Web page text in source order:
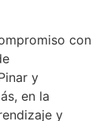
con
y
en la
y